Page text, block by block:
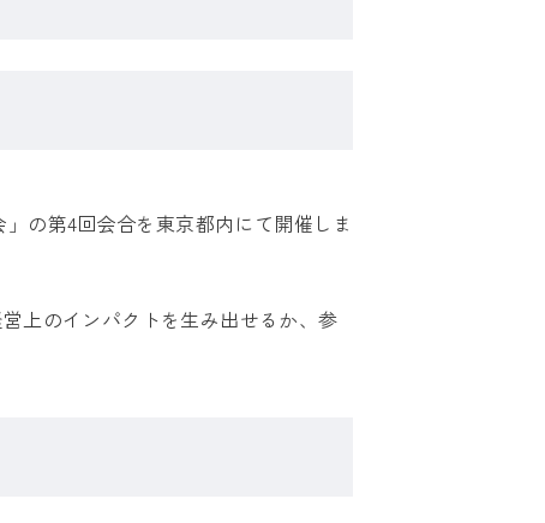
の第4回会合を東京都内にて開催しま
上のインパクトを生み出せるか、参